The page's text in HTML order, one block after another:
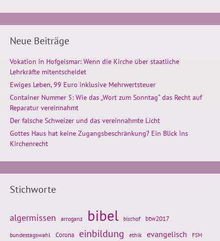
Neue Beiträge
Vokation in Hofgeismar: Wenn die Kirche über staatliche
Lehrkräfte mitentscheidet
Ewiges Leben, 99 Euro inklusive Mehrwertsteuer
Container Nummer 5: Wie das „Wort zum Sonntag“ das Recht auf
Reparatur vereinnahmt
Der falsche Schweizer und das vereinnahmte Licht
Gottes Haus hat keine Zugangsbeschränkung? Ein Blick ins
Kirchenrecht
Stichworte
algermissen arroganz bibel bischof btw2017
bundestagswahl Corona einbildung ethik evangelisch FSM